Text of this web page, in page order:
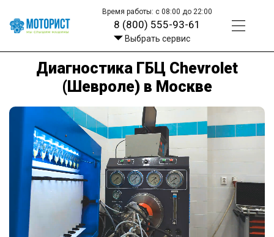
Время работы: с 08:00 до 22:00
8 (800) 555-93-61
Выбрать сервис
Диагностика ГБЦ Chevrolet
(Шевроле) в Москве